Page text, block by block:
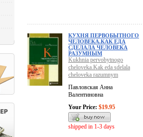
КУХНЯ ПЕРВОБЫТНОГО
ЧЕЛОВЕКА.КАК ЕДА
СДЕЛАЛА ЧЕЛОВЕКА
РАЗУМНЫМ
Kukhnia pervobytnogo
cheloveka.Kak eda sdelala
cheloveka razumnym
Павловская Анна
Валентиновна
Your Price: $19.95
shipped in 1-3 days